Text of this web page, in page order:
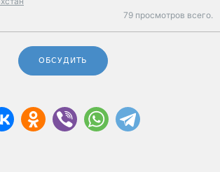
79 просмотров всего.
ОБСУДИТЬ